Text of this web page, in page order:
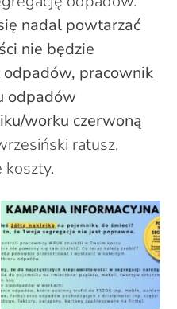
nadal powtarzać
nie będzie
pracownik
odpadów
worku czerwoną
ratusz,
koszty.